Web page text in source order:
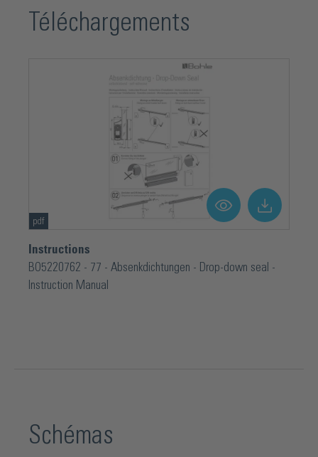
Téléchargements
pdf
Instructions
BO5220762 - 77 - Absenkdichtungen - Drop-down seal -
Instruction Manual
Schémas